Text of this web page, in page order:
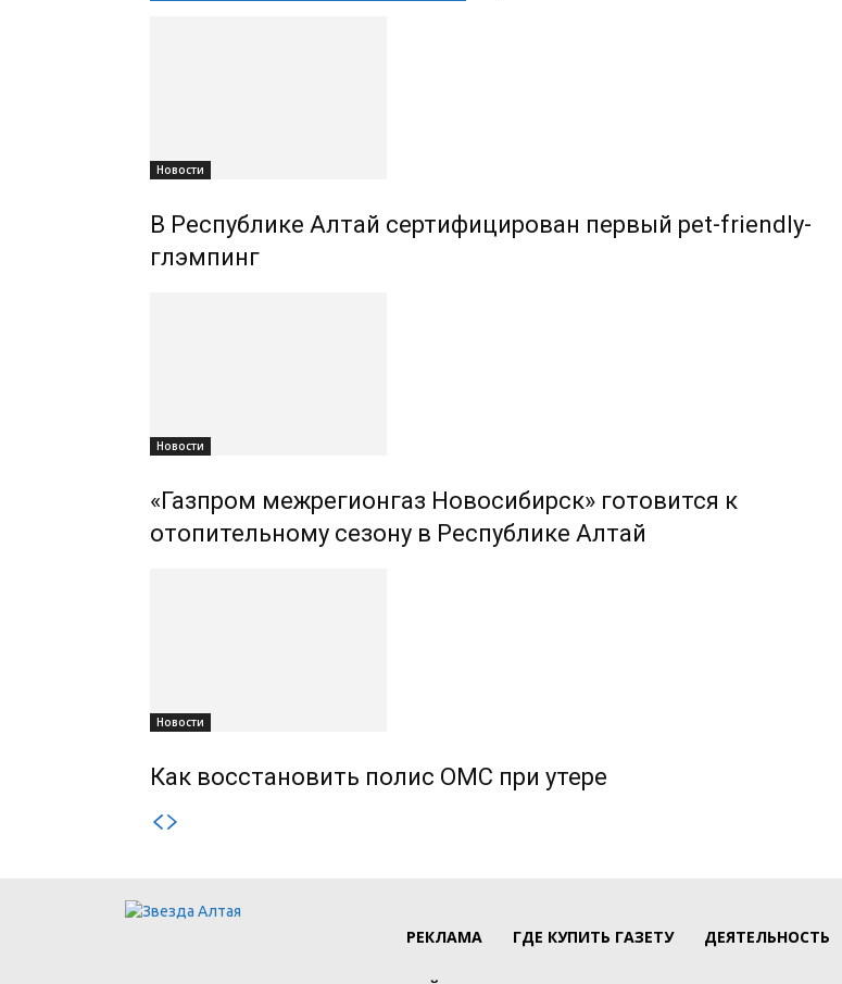
Новости
В Республике Алтай сертифицирован первый pet-friendly-
глэмпинг
Новости
«Газпром межрегионгаз Новосибирск» готовится к
отопительному сезону в Республике Алтай
Новости
Как восстановить полис ОМС при утере
РЕКЛАМА ГДЕ КУПИТЬ ГАЗЕТУ ДЕЯТЕЛЬНОСТЬ